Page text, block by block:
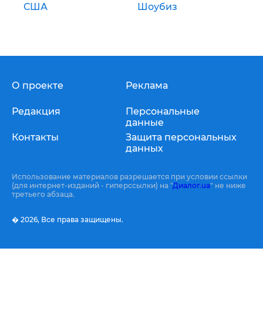
США Шоубиз
О проекте
Редакция
Контакты
Реклама
Персональные
данные
Защита персональных
данных
Использование материалов разрешается при условии ссылки
(для интернет-изданий - гиперссылки) на "Диалог.ua" не ниже
третьего абзаца.
� 2026, Все права защищены.